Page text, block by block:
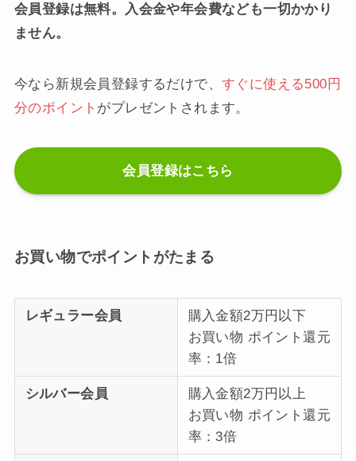
会員登録は無料。入会金や年会費なども一切かかり
ません。
今なら新規会員登録するだけで、 すぐに使える500円
分のポイント がプレゼントされます。
会員登録はこちら
お買い物でポイントがたまる
レギュラー会員
購入金額2万円以下
お買い物 ポイント還元
率：1倍
シルバー会員
購入金額2万円以上
お買い物 ポイント還元
率：3倍